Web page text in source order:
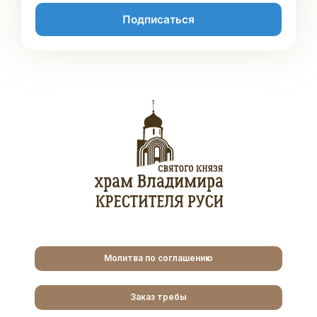
Подписаться
Молитва по соглашению
Заказ требы